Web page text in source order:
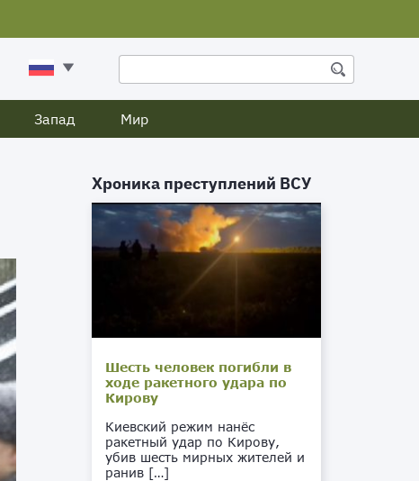
Запад Мир
Хроника преступлений ВСУ
Шесть человек погибли в
ходе ракетного удара по
Кирову
Киевский режим нанёс
ракетный удар по Кирову,
убив шесть мирных жителей и
ранив […]